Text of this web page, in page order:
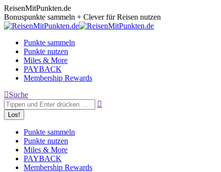
Zum
Inhalt
springen
ReisenMitPunkten.de
Bonuspunkte sammeln + Clever für Reisen nutzen
Punkte sammeln
Punkte nutzen
Miles & More
PAYBACK
Membership Rewards
Search:
Suche
Punkte sammeln
Punkte nutzen
Miles & More
PAYBACK
Membership Rewards